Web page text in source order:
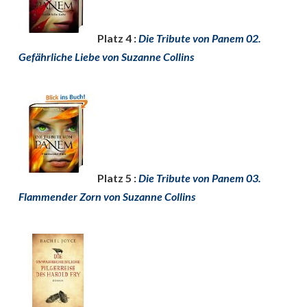
Platz 4 :Die Tribute von Panem 02.
Gefährliche Liebe von Suzanne Collins
Platz 5 :Die Tribute von Panem 03.
Flammender Zorn von Suzanne Collins